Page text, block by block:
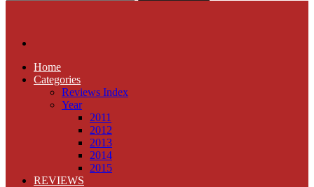
Home
Categories
Reviews Index
Year
2011
2012
2013
2014
2015
REVIEWS